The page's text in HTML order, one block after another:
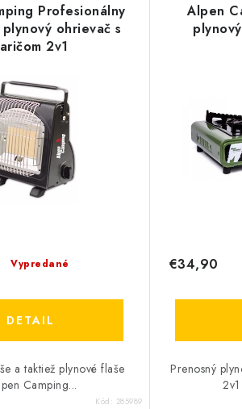
Profesionálny
ohrievač s
2v1
Vypredané
DETAIL
a taktiež plynové flaše
Camping...
Kód: 285989
Alpen
€34,90
Prenosný